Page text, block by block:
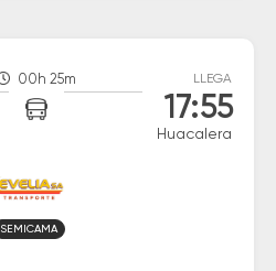
00h 25m LLEGA
17:55
Huacalera
SEMICAMA